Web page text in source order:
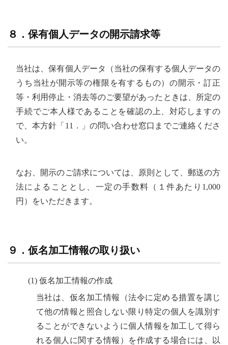
８．保有個人データの開示請求等
当社は、保有個人データ（当社の保有する個人データの
うち当社が開示等の権限を有するもの）の開示・訂正
等・利用停止・消去等のご要望があったときは、所定の
手続でご本人様であることを確認の上、対応しますの
で、本方針「11．」の問い合わせ窓口までご連絡くださ
い。
なお、開示のご請求については、原則として、郵送の方
法によることとし、一定の手数料（１件あたり1,000
円）をいただきます。
９．仮名加工情報の取り扱い
(1) 仮名加工情報の作成
当社は、仮名加工情報（法令に定める措置を講じ
て他の情報と照合しない限り特定の個人を識別す
ることができないように個人情報を加工して得ら
れる個人に関する情報）を作成する場合には、以